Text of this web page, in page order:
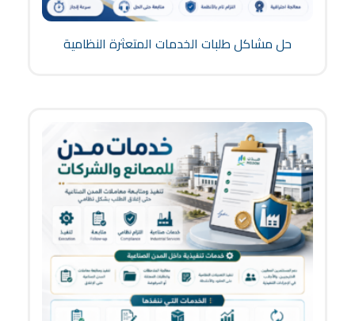
حل مشاكل طلبات الخدمات المتعثرة النظامية